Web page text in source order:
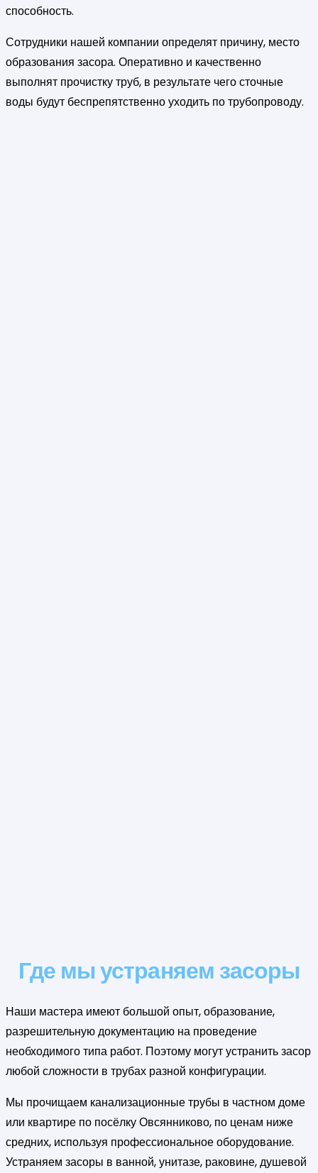
способность.
Сотрудники нашей компании определят причину, место
образования засора. Оперативно и качественно
выполнят прочистку труб, в результате чего сточные
воды будут беспрепятственно уходить по трубопроводу.
Где мы устраняем засоры
Наши мастера имеют большой опыт, образование,
разрешительную документацию на проведение
необходимого типа работ. Поэтому могут устранить засор
любой сложности в трубах разной конфигурации.
Мы прочищаем канализационные трубы в частном доме
или квартире по посёлку Овсянниково, по ценам ниже
средних, используя профессиональное оборудование.
Устраняем засоры в ванной, унитазе, раковине, душевой